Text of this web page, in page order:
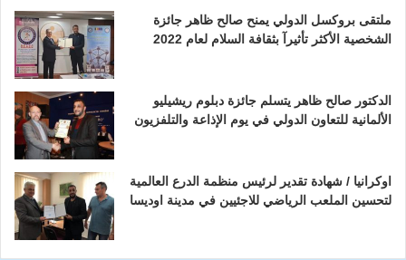
ملتقى بروكسل الدولي يمنح صالح ظاهر جائزة
الشخصية الأكثر تأثيرآ بثقافة السلام لعام 2022
الدكتور صالح ظاهر يتسلم جائزة دبلوم ريشيليو
الألمانية للتعاون الدولي في يوم الإذاعة والتلفزيون
اوكرانيا / شهادة تقدير لرئيس منظمة الدرع العالمية
لتحسين الملعب الرياضي للاجئيين في مدينة اوديسا